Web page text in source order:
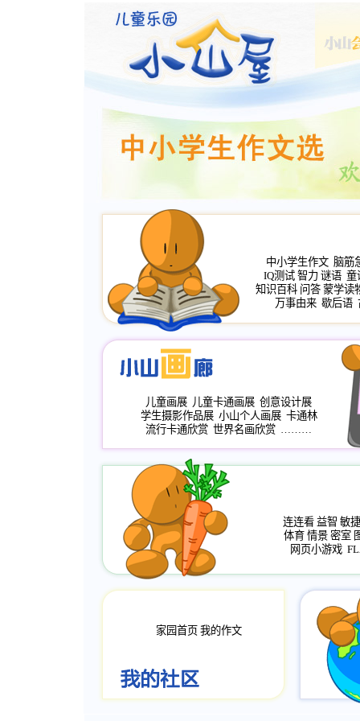
中小学生作文 脑筋
IQ测试 智力 谜语 童
知识百科 问答 蒙学读
万事由来 歇后语
儿童画展 儿童卡通画展 创意设计展
学生摄影作品展 小山个人画展 卡通林
流行卡通欣赏 世界名画欣赏 ………
连连看 益智 敏捷
体育 情景 密室
网页小游戏
家园首页 我的作文